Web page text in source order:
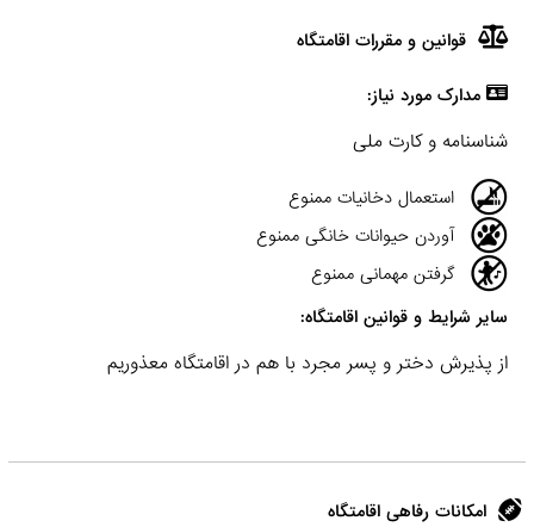
قوانین و مقررات اقامتگاه
مدارک مورد نیاز:
شناسنامه و کارت ملی
استعمال دخانیات ممنوع
آوردن حیوانات خانگی ممنوع
گرفتن مهمانی ممنوع
سایر شرایط و قوانین اقامتگاه:
از پذیرش دختر و پسر مجرد با هم در اقامتگاه معذوریم
امکانات رفاهی اقامتگاه